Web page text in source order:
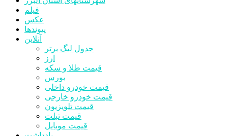
فیلم
عکس
پیوندها
آنلاین
جدول لیگ برتر
ارز
قیمت طلا و سکه
بورس
قیمت خودرو داخلی
قیمت خودرو خارجی
قیمت تلویزیون
قیمت تبلت
قیمت موبایل